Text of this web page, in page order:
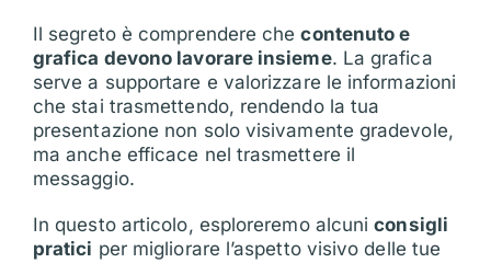
Il segreto è comprendere checontenuto e
grafica devono lavorare insieme. La grafica
serve a supportare e valorizzare le informazioni
che stai trasmettendo, rendendo la tua
presentazione non solo visivamente gradevole,
ma anche efficace nel trasmettere il
messaggio.
In questo articolo, esploreremo alcuniconsigli
pratici per migliorare l’aspetto visivo delle tue